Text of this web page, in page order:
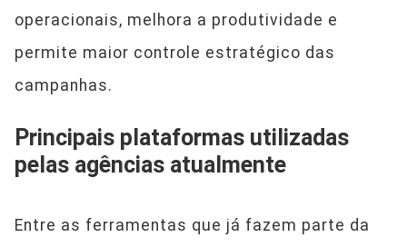
operacionais, melhora a produtividade e
permite maior controle estratégico das
campanhas.
Principais plataformas utilizadas
pelas agências atualmente
Entre as ferramentas que já fazem parte da